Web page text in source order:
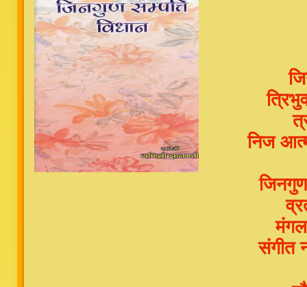
निज
मंगल
संगीत